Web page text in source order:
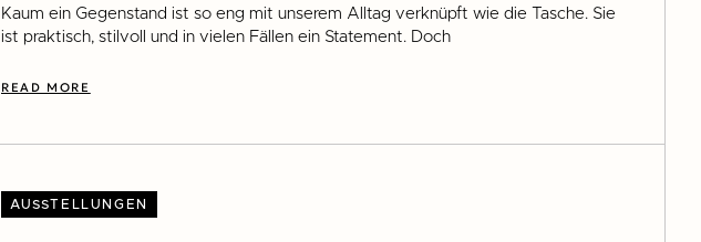
Kaum ein Gegenstand ist so eng mit unserem Alltag verknüpft wie die Tasche. Sie
ist praktisch, stilvoll und in vielen Fällen ein Statement. Doch
READ MORE
AUSSTELLUNGEN